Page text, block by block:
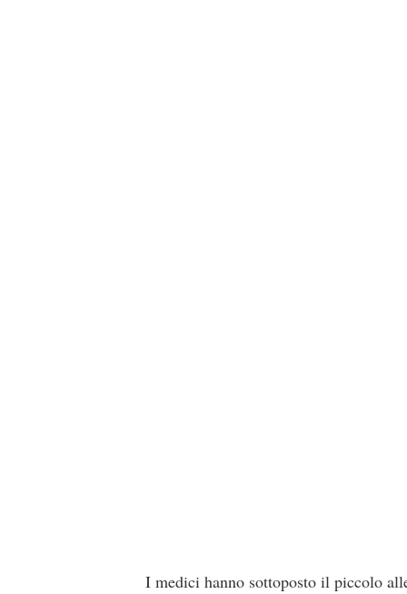
I medici hanno sottoposto il piccolo